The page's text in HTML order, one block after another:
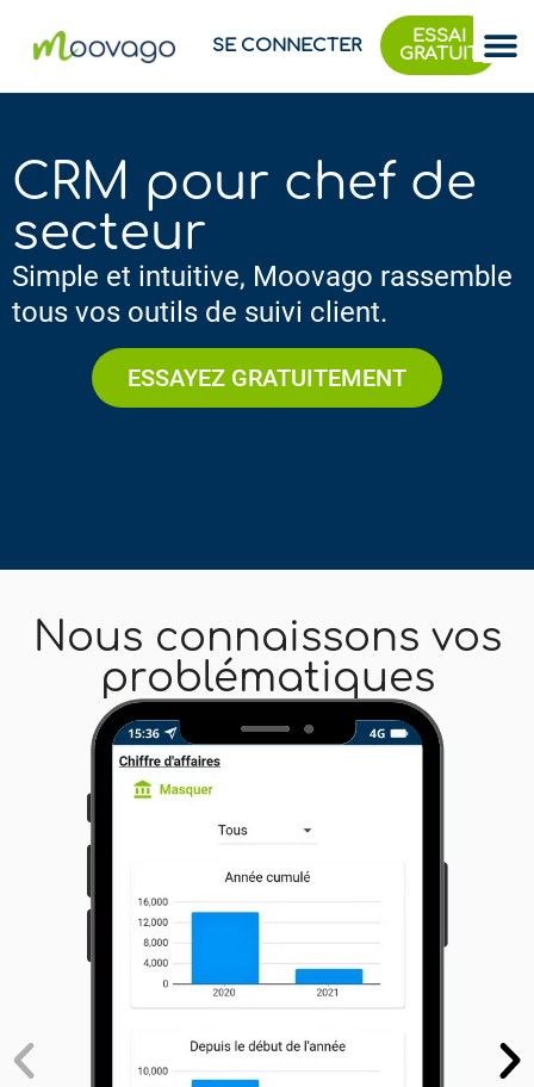
SE CONNECTER
ESSAI
GRATUIT
CRM pour chef de
secteur
Simple et intuitive, Moovago rassemble
tous vos outils de suivi client.​​
ESSAYEZ GRATUITEMENT
Nous connaissons vos
problématiques